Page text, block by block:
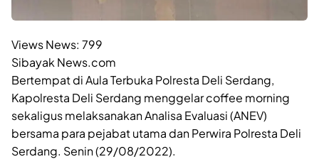
Views News: 799
Sibayak News.com
Bertempat di Aula Terbuka Polresta Deli Serdang,
Kapolresta Deli Serdang menggelar coffee morning
sekaligus melaksanakan Analisa Evaluasi (ANEV)
bersama para pejabat utama dan Perwira Polresta Deli
Serdang. Senin (29/08/2022).